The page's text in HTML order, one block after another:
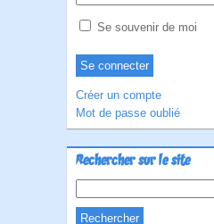
Se souvenir de moi
Créer un compte
Mot de passe oublié
Rechercher sur le site